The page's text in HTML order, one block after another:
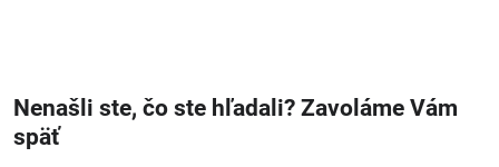
Nenašli ste, čo ste hľadali? Zavoláme Vám
späť